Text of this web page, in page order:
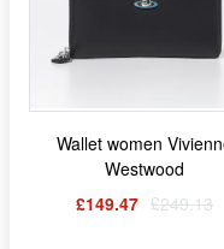
Wallet women Vivienne
Westwood
£149.47 £249.13